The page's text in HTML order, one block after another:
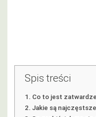
Spis treści
Co to jest
Jakie są